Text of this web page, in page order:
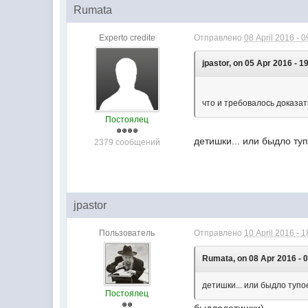
Rumata
Experto credite
Постоялец
2379 сообщений
Отправлено08 April 2016 -
jpastor, on 05 Apr 2016 -
что и требовалось
детишки... или быдло
jpastor
Пользователь
Постоялец
Отправлено 10 April 2016 -
Rumata, on 08 Apr 2016 -
детишки... или быдло